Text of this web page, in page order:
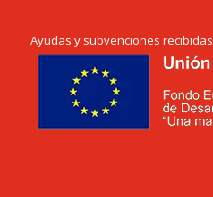
Ayudas y subvenciones recibidas